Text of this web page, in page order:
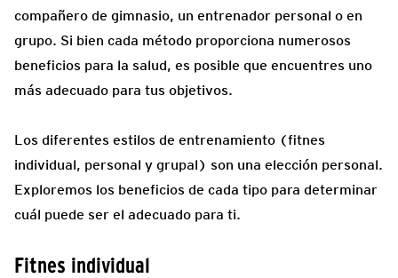
compañero de gimnasio, un entrenador personal o en
grupo. Si bien cada método proporciona numerosos
beneficios para la salud, es posible que encuentres uno
más adecuado para tus objetivos.
Los diferentes estilos de entrenamiento (fitnes
individual, personal y grupal) son una elección personal.
Exploremos los beneficios de cada tipo para determinar
cuál puede ser el adecuado para ti.
Fitnes individual